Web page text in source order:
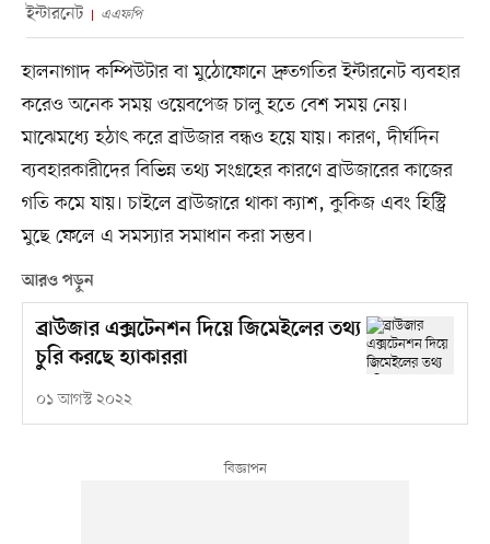
ইন্টারনেট এএফপি
হালনাগাদ কম্পিউটার বা মুঠোফোনে দ্রুতগতির ইন্টারনেট ব্যবহার
করেও অনেক সময় ওয়েবপেজ চালু হতে বেশ সময় নেয়।
মাঝেমধ্যে হঠাৎ করে ব্রাউজার বন্ধও হয়ে যায়। কারণ, দীর্ঘদিন
ব্যবহারকারীদের বিভিন্ন তথ্য সংগ্রহের কারণে ব্রাউজারের কাজের
গতি কমে যায়। চাইলে ব্রাউজারে থাকা ক্যাশ, কুকিজ এবং হিস্ট্রি
মুছে ফেলে এ সমস্যার সমাধান করা সম্ভব।
আরও পড়ুন
ব্রাউজার এক্সটেনশন দিয়ে জিমেইলের তথ্য
চুরি করছে হ্যাকাররা
০১ আগস্ট ২০২২